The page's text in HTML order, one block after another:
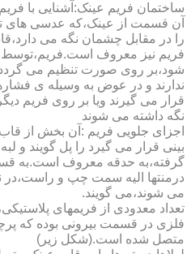
ساختمان فریم عینک:آشنایی با
آن قسمت از عینک،که عدسی های
را در مقابل چشمان نگه می
فریم نیز معروف
شود،بر روی صورت تنظیم می
ندارند و در عوض به وسیله ی
قرار می گیرند ویا بر روی فریم
نگه داشته می شوند
اجزای جلویی فریم :آن بخش از
بینی قرار می گیرد را پل گویند و
گرفته،به حدقه معروف است.به
درمنتها الیه سمت چپ و راست،در
می شوند،می گویند.
تعداد معدودی از فریمهای
فلزی در قسمت بیرونی بوده که
متصل شده است.(شکل زیر)